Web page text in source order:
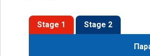
Stage 1 Stage 2